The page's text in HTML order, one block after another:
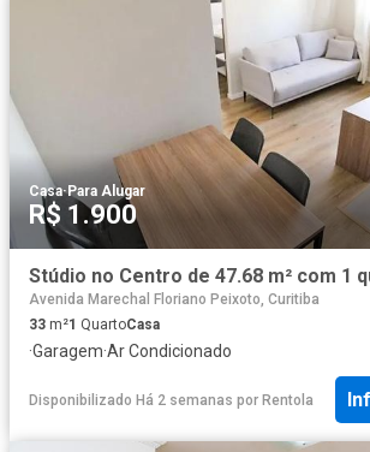
Casa·Para Alugar
R$ 1.900
Stúdio no Centro de 47.68 m² com 1
Avenida Marechal Floriano Peixoto, Curitiba
33 m²1 QuartoCasa
·Garagem·Ar Condicionado
Disponibilizado Há 2 semanas por Rentola